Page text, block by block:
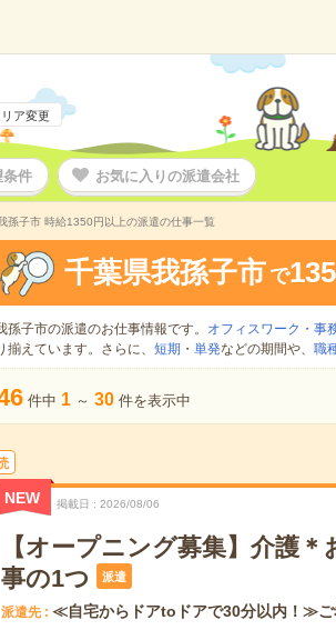
ア変更
件 お気に入りの派遣会社
孫子市 時給1350円以上の派遣の仕事一覧
千葉県我孫子市 で
孫子市の派遣のお仕事情報です。 オフィスワーク・事
揃えています。さらに、 短期 ・ 単発などの期間や、 職
件中 1 ～ 30 件を表示中
NEW 掲載日 2026/08/06
【オープニング募集】介護
事の1つ
派遣
派遣先 ≪自宅からドアtoドアで30分以内！≫ご